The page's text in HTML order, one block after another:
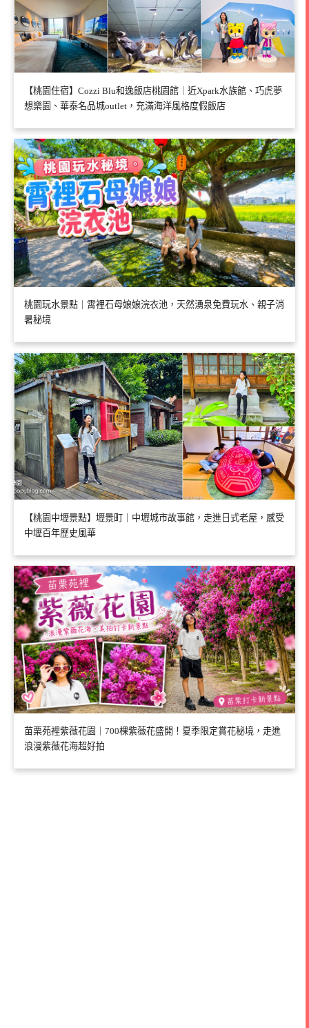
【桃園住宿】Cozzi Blu和逸飯店桃園館｜近Xpark水族館、巧虎夢
想樂園、華泰名品城outlet，充滿海洋風格度假飯店
桃園玩水景點｜霄裡石母娘娘浣衣池，天然湧泉免費玩水、親子消
暑秘境
【桃園中壢景點】壢景町｜中壢城市故事館，走進日式老屋，感受
中壢百年歷史風華
苗栗苑裡紫薇花園｜700棵紫薇花盛開！夏季限定賞花秘境，走進
浪漫紫薇花海超好拍